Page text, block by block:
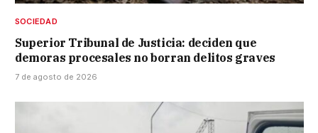
SOCIEDAD
Superior Tribunal de Justicia: deciden que
demoras procesales no borran delitos graves
7 de agosto de 2026